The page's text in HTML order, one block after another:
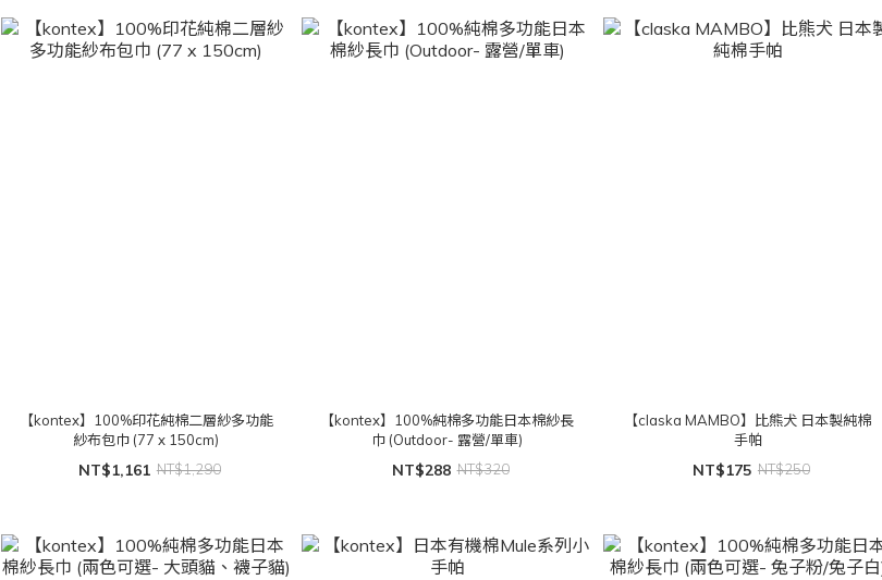
【kontex】100%印花純棉二層紗多功能
紗布包巾 (77 x 150cm)
NT$1,161 NT$1,290
【kontex】100%純棉多功能日本棉紗長
巾 (Outdoor- 露營/單車)
NT$288 NT$320
【claska MAMBO】比熊犬 日本製純棉
手帕
NT$175 NT$250